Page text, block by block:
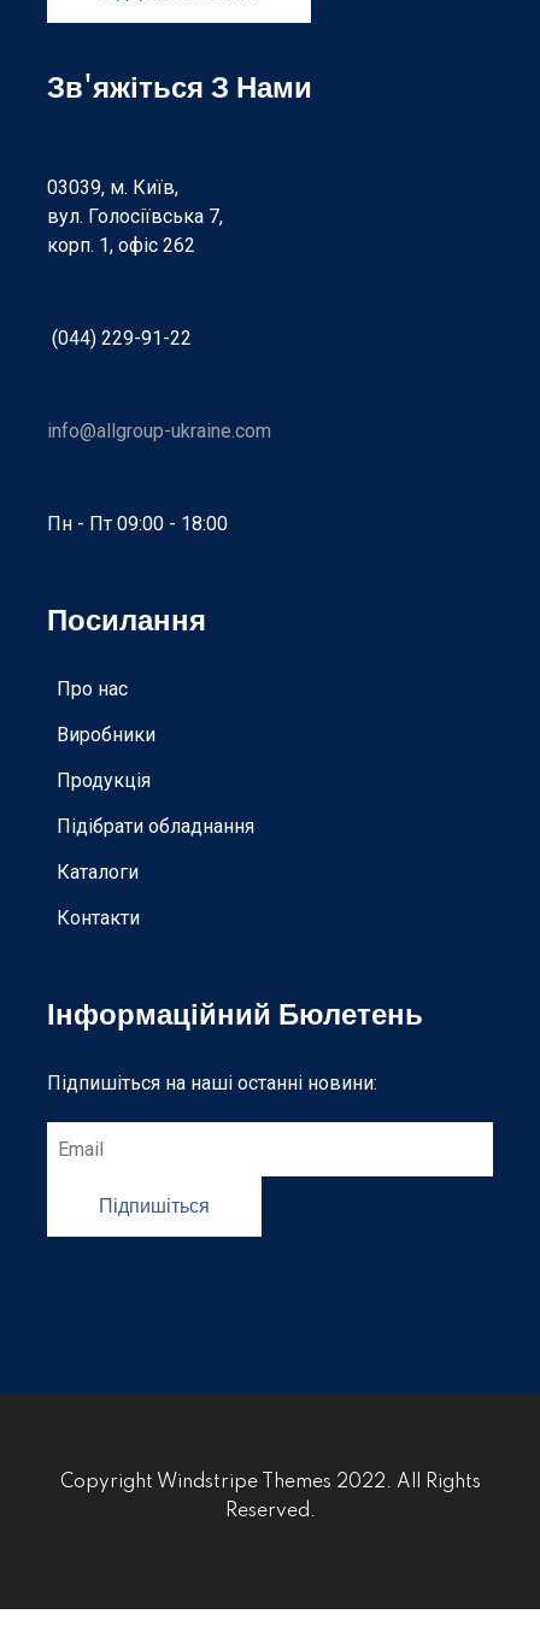
Зв'яжіться З Нами
03039, м. Київ,
вул. Голосіївська 7,
корп. 1, офіс 262
(044) 229-91-22
info@allgroup-ukraine.com
Пн - Пт 09:00 - 18:00
Посилання
Про нас
Виробники
Продукція
Підібрати обладнання
Каталоги
Контакти
Інформаційний Бюлетень
Підпишіться на наші останні новини:
Підпишіться
Copyright Windstripe Themes 2022. All Rights
Reserved.